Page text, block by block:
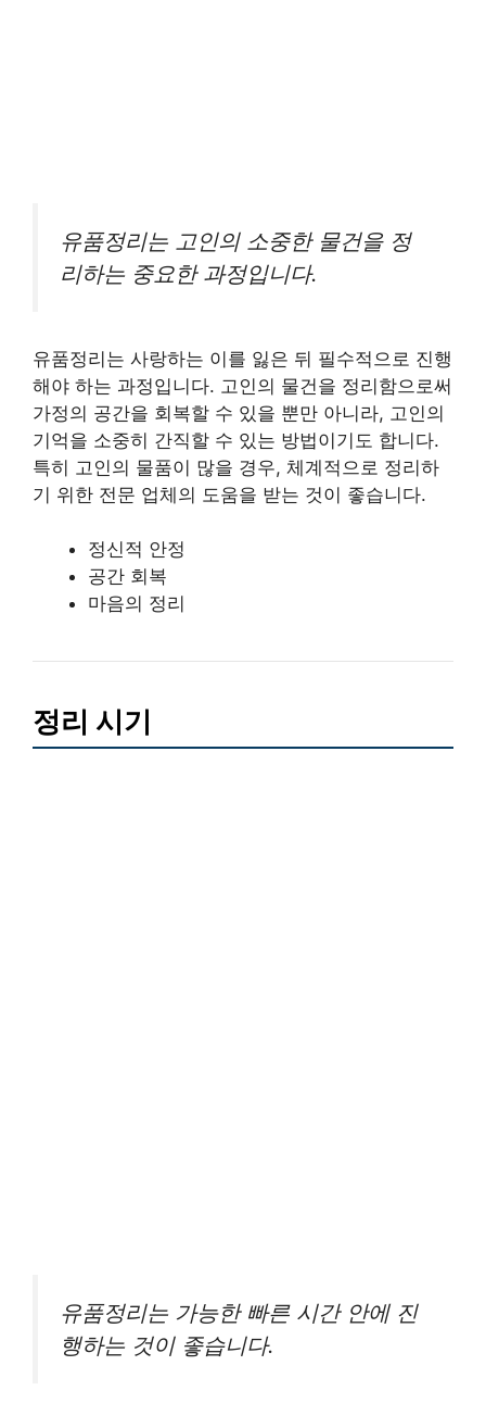
유품정리는 고인의 소중한 물건을 정
리하는 중요한 과정입니다.
유품정리는 사랑하는 이를 잃은 뒤 필수적으로 진행
해야 하는 과정입니다. 고인의 물건을 정리함으로써
가정의 공간을 회복할 수 있을 뿐만 아니라, 고인의
기억을 소중히 간직할 수 있는 방법이기도 합니다.
특히 고인의 물품이 많을 경우, 체계적으로 정리하
기 위한 전문 업체의 도움을 받는 것이 좋습니다.
정신적 안정
공간 회복
마음의 정리
정리 시기
유품정리는 가능한 빠른 시간 안에 진
행하는 것이 좋습니다.